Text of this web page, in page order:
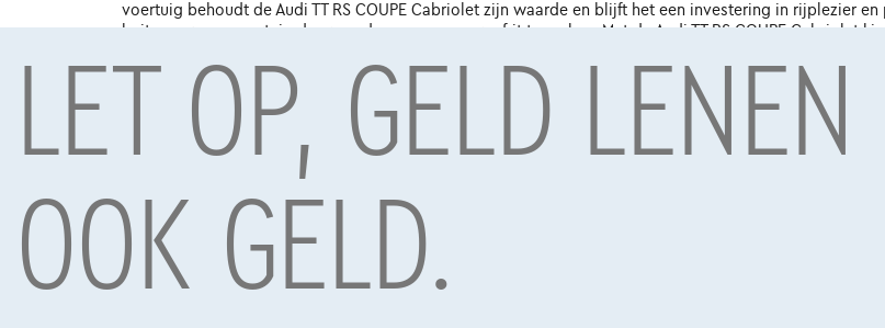
voertuig behoudt de Audi TT RS COUPE Cabriolet zijn waarde en blijft het een investering in rijplezier
buitengewone voertuig door vandaag nog een proefrit te maken. Met de Audi TT RS COUPE Cabriolet
Onder voorbehoud van aanvaarding van uw kredietaanvraag door Alpha Credit s.a., kredietverstrekker,
TCS Mobility S.A., agent in bijkomstige hoedanigheid, Boulevard Albert II 4, B12, 1000 Brussel, BTW BE 1003.765.106,
LET OP, GELD
OOK GELD.
Contact